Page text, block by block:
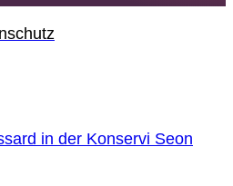
in der Konservi Seon